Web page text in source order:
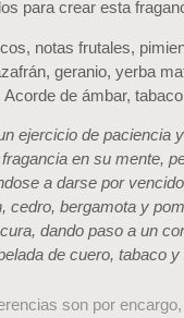
para crear esta
notas frutales,
geranio, yerba
Acorde de ámbar,
ejercicio de paciencia
en su mente,
a darse por
cedro, bergamota y
dando paso a un
de cuero, tabaco y
son por